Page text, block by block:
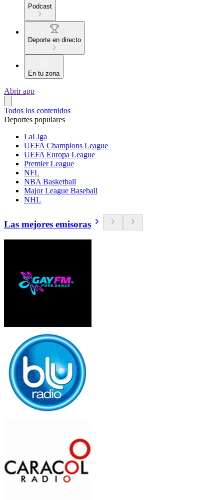
Podcast
Deporte en directo
En tu zona
Abrir app
Todos los contenidos
Deportes populares
LaLiga
UEFA Champions League
UEFA Europa League
Premier League
NFL
NBA Basketball
Major League Baseball
NHL
Las mejores emisoras